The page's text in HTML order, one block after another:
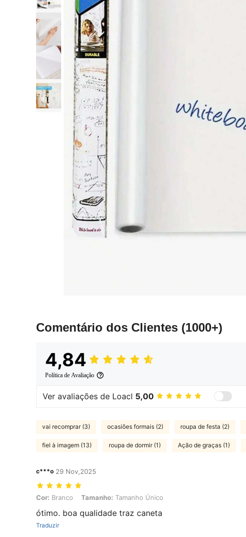
Comentário dos Clientes (1000+)
4,84
Política de Avaliação
Ver avaliações de Loacl 5,00
vai recomprar (3) ocasiões formais (2) roupa de festa (2)
fiel à imagem (13) roupa de dormir (1) Ação de graças (1)
c***o 29 Nov,2025
Cor: Branco, Tamanho: Tamanho Único
Cor: Branco Tamanho: Tamanho Único
ótimo. boa qualidade traz caneta
Traduzir